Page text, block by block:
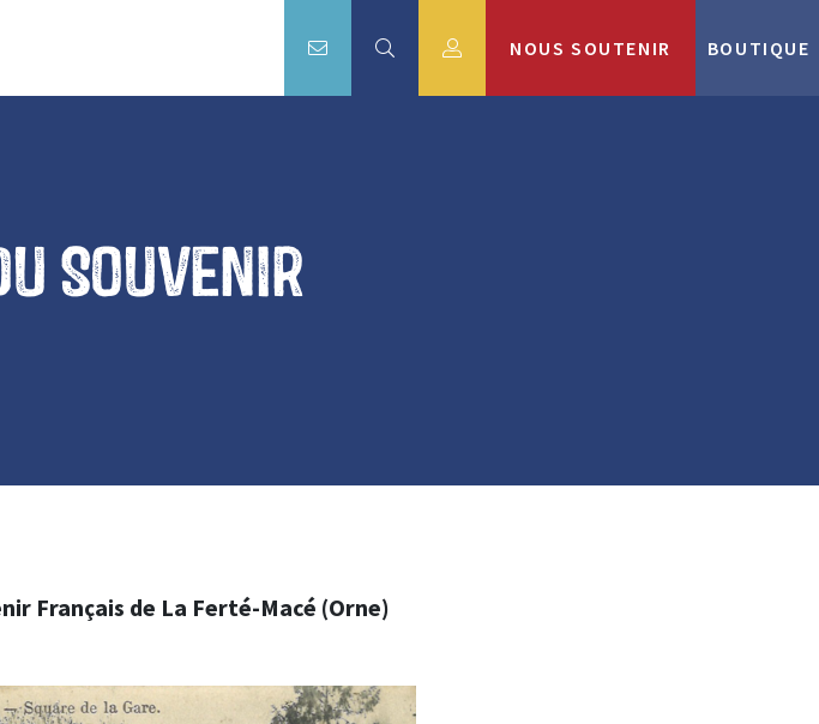
NOUS SOUTENIR BOUTIQUE
Souvenir
Français de La Ferté-Macé (Orne)